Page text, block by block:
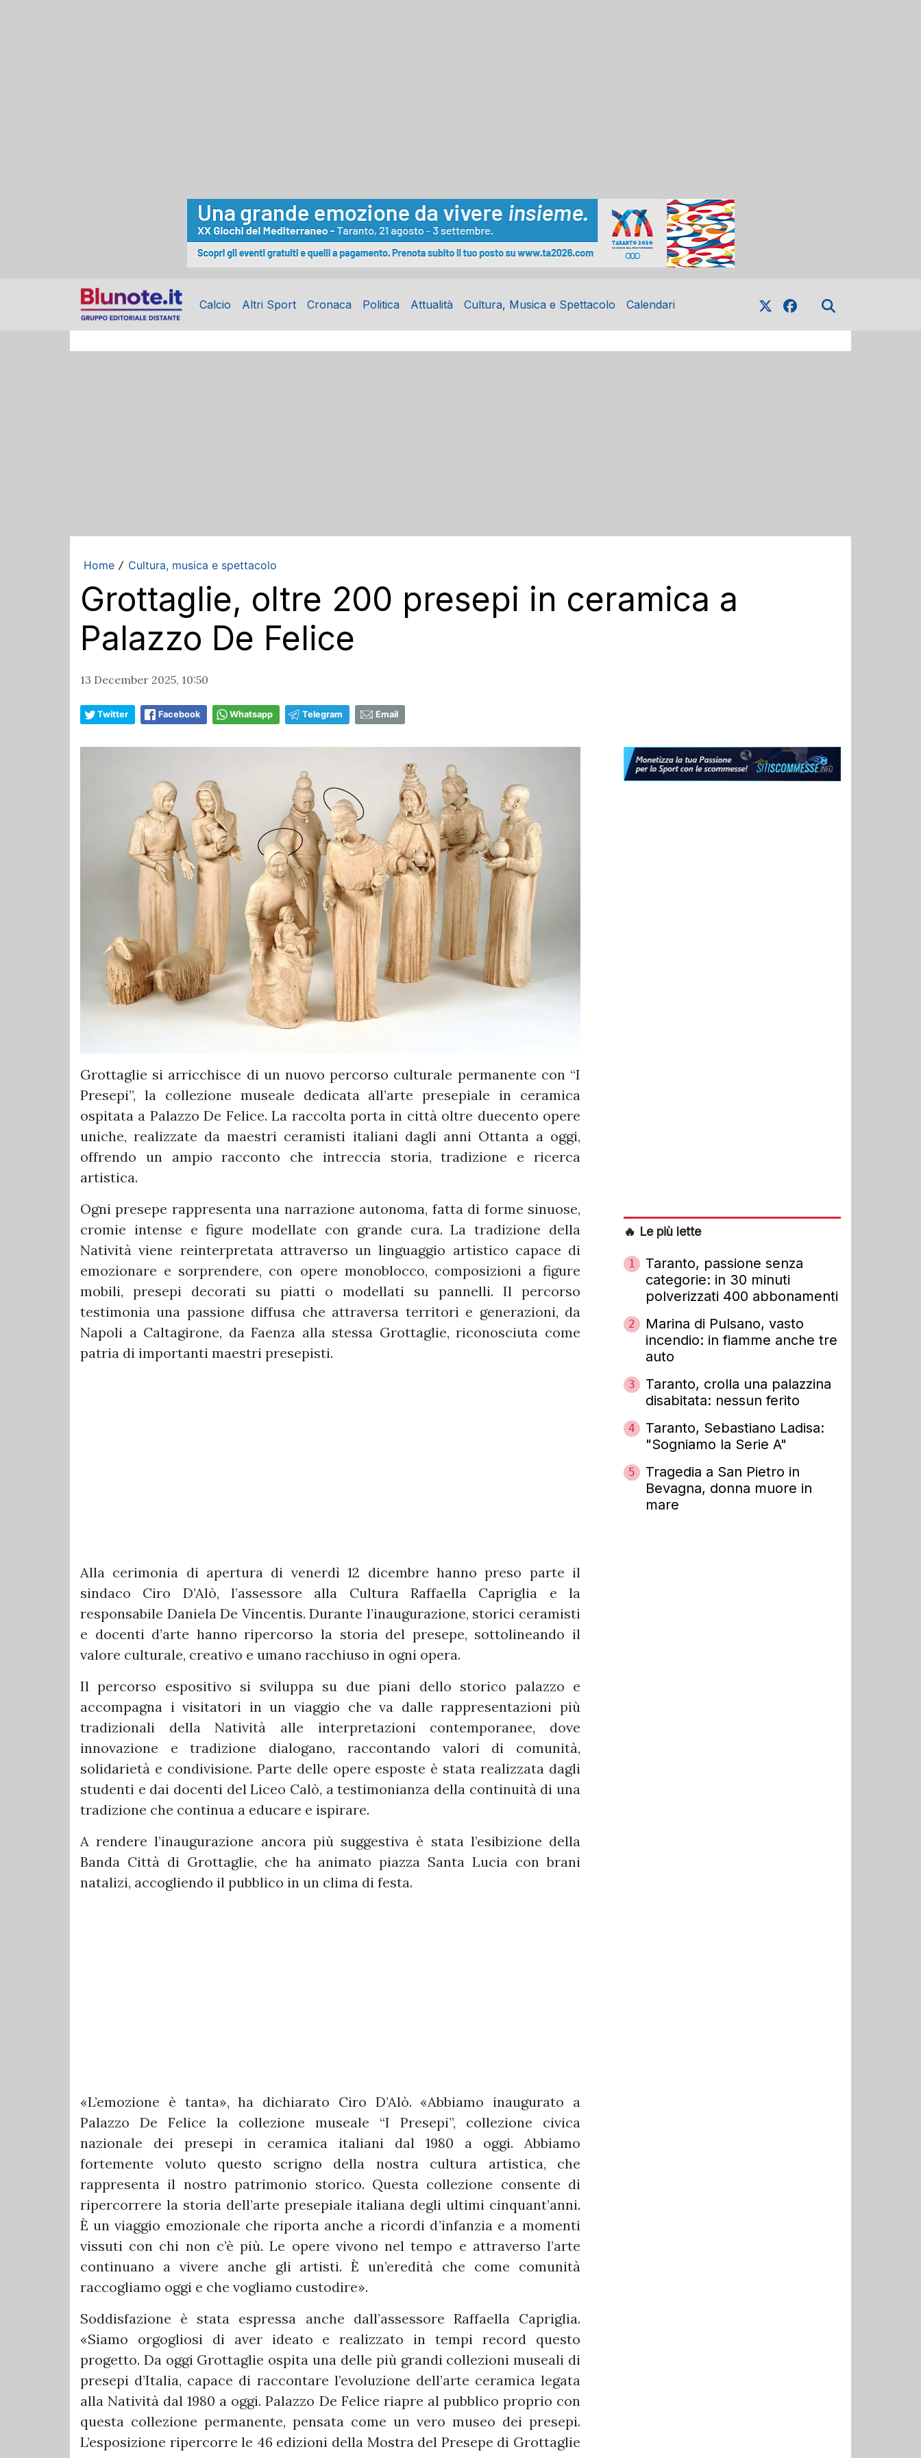
Calcio Altri Sport Cronaca Politica Attualità Cultura, Musica e Spettacolo Calendari
Home / Cultura, musica e spettacolo
Grottaglie, oltre 200 presepi in ceramica a
Palazzo De Felice
13 December 2025, 10:50
Twitter Facebook Whatsapp Telegram Email
Grottaglie si arricchisce di un nuovo percorso culturale permanente con “I
Presepi”, la collezione museale dedicata all’arte presepiale in ceramica
ospitata a Palazzo De Felice. La raccolta porta in città oltre duecento opere
uniche, realizzate da maestri ceramisti italiani dagli anni Ottanta a oggi,
offrendo un ampio racconto che intreccia storia, tradizione e ricerca
artistica.
Ogni presepe rappresenta una narrazione autonoma, fatta di forme sinuose,
cromie intense e figure modellate con grande cura. La tradizione della
Natività viene reinterpretata attraverso un linguaggio artistico capace di
emozionare e sorprendere, con opere monoblocco, composizioni a figure
mobili, presepi decorati su piatti o modellati su pannelli. Il percorso
testimonia una passione diffusa che attraversa territori e generazioni, da
Napoli a Caltagirone, da Faenza alla stessa Grottaglie, riconosciuta come
patria di importanti maestri presepisti.
Alla cerimonia di apertura di venerdì 12 dicembre hanno preso parte il
sindaco Ciro D’Alò, l’assessore alla Cultura Raffaella Capriglia e la
responsabile Daniela De Vincentis. Durante l’inaugurazione, storici ceramisti
e docenti d’arte hanno ripercorso la storia del presepe, sottolineando il
valore culturale, creativo e umano racchiuso in ogni opera.
Il percorso espositivo si sviluppa su due piani dello storico palazzo e
accompagna i visitatori in un viaggio che va dalle rappresentazioni più
tradizionali della Natività alle interpretazioni contemporanee, dove
innovazione e tradizione dialogano, raccontando valori di comunità,
solidarietà e condivisione. Parte delle opere esposte è stata realizzata dagli
studenti e dai docenti del Liceo Calò, a testimonianza della continuità di una
tradizione che continua a educare e ispirare.
A rendere l’inaugurazione ancora più suggestiva è stata l’esibizione della
Banda Città di Grottaglie, che ha animato piazza Santa Lucia con brani
natalizi, accogliendo il pubblico in un clima di festa.
«L’emozione è tanta», ha dichiarato Ciro D’Alò. «Abbiamo inaugurato a
Palazzo De Felice la collezione museale “I Presepi”, collezione civica
nazionale dei presepi in ceramica italiani dal 1980 a oggi. Abbiamo
fortemente voluto questo scrigno della nostra cultura artistica, che
rappresenta il nostro patrimonio storico. Questa collezione consente di
ripercorrere la storia dell’arte presepiale italiana degli ultimi cinquant’anni.
È un viaggio emozionale che riporta anche a ricordi d’infanzia e a momenti
vissuti con chi non c’è più. Le opere vivono nel tempo e attraverso l’arte
continuano a vivere anche gli artisti. È un’eredità che come comunità
raccogliamo oggi e che vogliamo custodire».
Soddisfazione è stata espressa anche dall’assessore Raffaella Capriglia.
«Siamo orgogliosi di aver ideato e realizzato in tempi record questo
progetto. Da oggi Grottaglie ospita una delle più grandi collezioni museali di
presepi d’Italia, capace di raccontare l’evoluzione dell’arte ceramica legata
alla Natività dal 1980 a oggi. Palazzo De Felice riapre al pubblico proprio con
questa collezione permanente, pensata come un vero museo dei presepi.
L’esposizione ripercorre le 46 edizioni della Mostra del Presepe di Grottaglie
🔥 Le più lette
1
Taranto, passione senza
categorie: in 30 minuti
polverizzati 400 abbonamenti
2
Marina di Pulsano, vasto
incendio: in fiamme anche tre
auto
3
Taranto, crolla una palazzina
disabitata: nessun ferito
4
Taranto, Sebastiano Ladisa:
"Sogniamo la Serie A"
5
Tragedia a San Pietro in
Bevagna, donna muore in
mare